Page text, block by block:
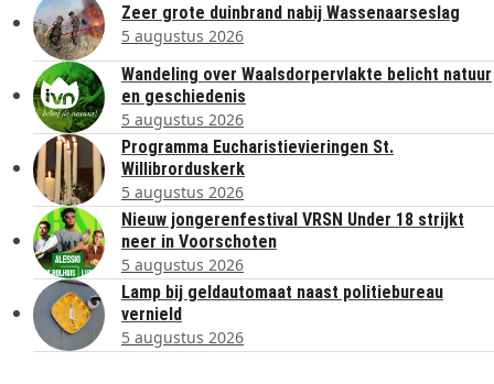
Zeer grote duinbrand nabij Wassenaarseslag
5 augustus 2026
Wandeling over Waalsdorpervlakte belicht natuur
en geschiedenis
5 augustus 2026
Programma Eucharistievieringen St.
Willibrorduskerk
5 augustus 2026
Nieuw jongerenfestival VRSN Under 18 strijkt
neer in Voorschoten
5 augustus 2026
Lamp bij geldautomaat naast politiebureau
vernield
5 augustus 2026